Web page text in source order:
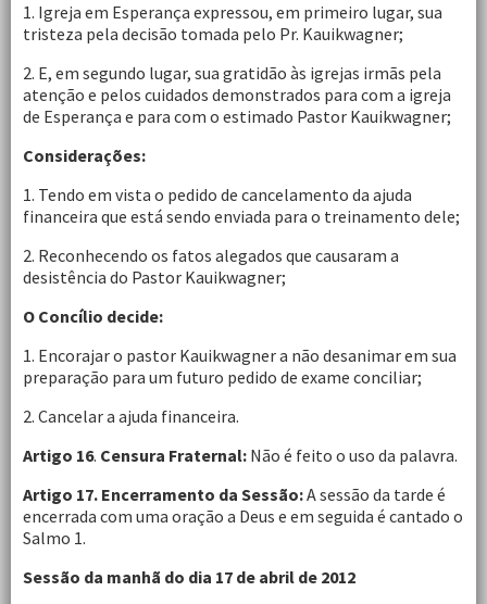
1. Igreja em Esperança expressou, em primeiro lugar, sua
tristeza pela decisão tomada pelo Pr. Kauikwagner;
2. E, em segundo lugar, sua gratidão às igrejas irmãs pela
atenção e pelos cuidados demonstrados para com a igreja
de Esperança e para com o estimado Pastor Kauikwagner;
Considerações:
1. Tendo em vista o pedido de cancelamento da ajuda
financeira que está sendo enviada para o treinamento dele;
2. Reconhecendo os fatos alegados que causaram a
desistência do Pastor Kauikwagner;
O Concílio decide:
1. Encorajar o pastor Kauikwagner a não desanimar em sua
preparação para um futuro pedido de exame conciliar;
2. Cancelar a ajuda financeira.
Artigo 16. Censura Fraternal: Não é feito o uso da palavra.
Artigo 17. Encerramento da Sessão:A sessão da tarde é
encerrada com uma oração a Deus e em seguida é cantado o
Salmo 1.
Sessão da manhã do dia 17 de abril de 2012